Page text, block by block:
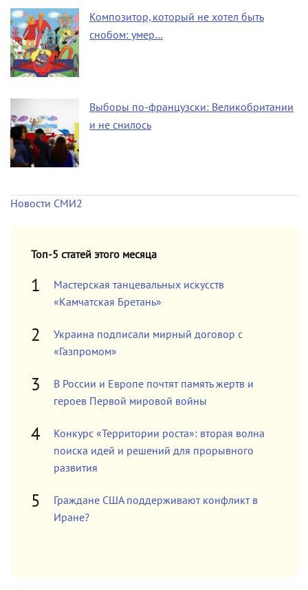
Композитор, который не хотел быть
снобом: умер…
Выборы по-французски: Великобритании
и не снилось
Новости СМИ2
Топ-5 статей этого месяца
Мастерская танцевальных искусств
«Камчатская Бретань»
Украина подписали мирный договор с
«Газпромом»
В России и Европе почтят память жертв и
героев Первой мировой войны
Конкурс «Территории роста»: вторая волна
поиска идей и решений для прорывного
развития
Граждане США поддерживают конфликт в
Иране?